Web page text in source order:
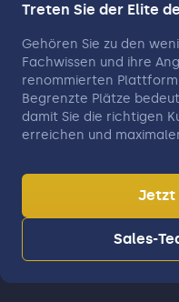
breites Portfolio
unterstützen Sie
Immobiliensuche
Treten Sie der Elite
Gehören Sie zu den
Fachwissen und ihre
renommierten
Begrenzte Plätze
damit Sie die richtigen
erreichen und
Jetzt
Sales-